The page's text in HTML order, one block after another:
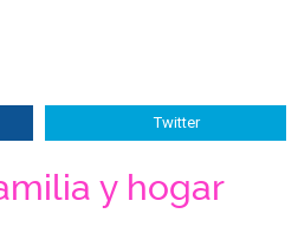
Twitter
y hogar